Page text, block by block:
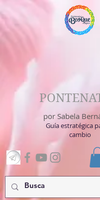
por Sabela
Guía estratégica
cambio